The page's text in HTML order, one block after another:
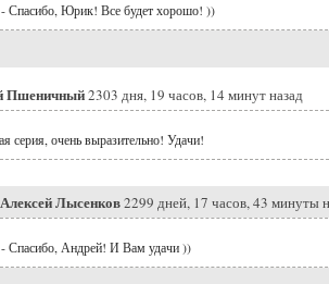
- Спасибо, Юрик! Все будет хорошо! ))
Пшеничный2303 дня, 19 часов, 14 минут назад
серия, очень выразительно! Удачи!
Алексей Лысенков2299 дней, 17 часов, 43 минуты
- Спасибо, Андрей! И Вам удачи ))